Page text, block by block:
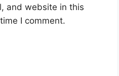
and website in this
I comment.